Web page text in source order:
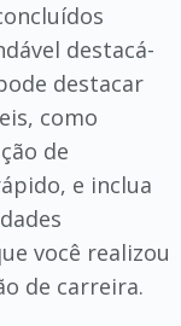
destacá-
destacar
como
de
e inclua
você realizou
de carreira.